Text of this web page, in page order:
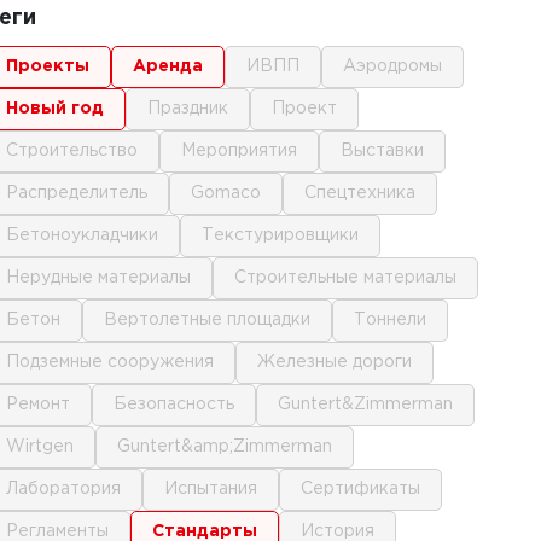
проекты аренда ИВПП аэродромы
новый год праздник проект
строительство мероприятия выставки
распределитель gomaco спецтехника
бетоноукладчики текстурировщики
нерудные материалы строительные материалы
бетон вертолетные площадки тоннели
подземные сооружения железные дороги
ремонт безопасность Guntert&Zimmerman
Wirtgen Guntert&amp;Zimmerman
лаборатория испытания сертификаты
регламенты стандарты история